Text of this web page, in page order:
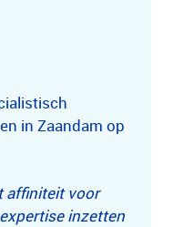
in Zaandam op
affiniteit voor
inzetten